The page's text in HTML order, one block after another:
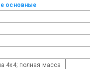
основные
4х4; полная масса